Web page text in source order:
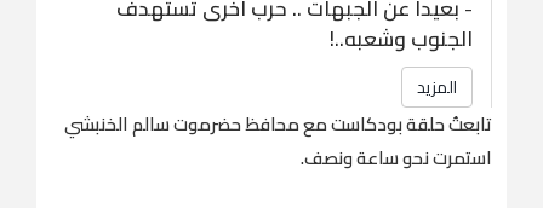
-بعيدا عن الجبهات .. حرب اخرى تستهدف
الجنوب وشعبه..!
المزيد
تابعتُ حلقة بودكاست مع محافظ حضرموت سالم الخنبشي
استمرت نحو ساعة ونصف.